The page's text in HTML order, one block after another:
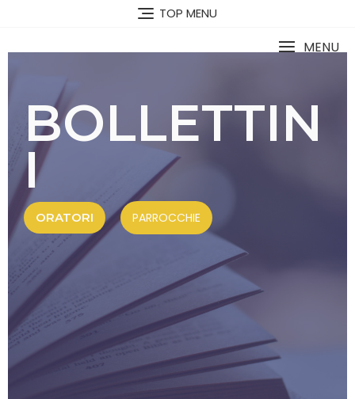
TOP MENU
MENU
BOLLETTIN
I
ORATORI PARROCCHIE